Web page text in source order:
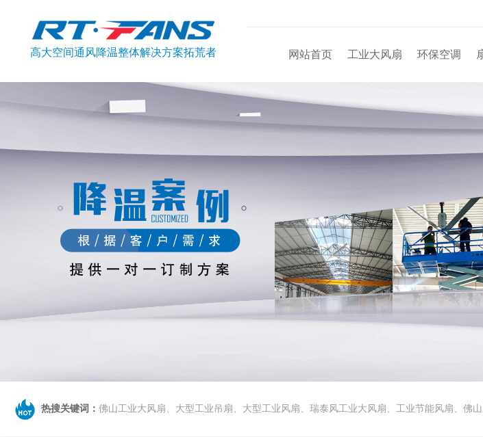
高大空间通风降温整体解决方案拓荒者 网站首页 工业大风扇 环保空调
热搜关键词： 佛山工业大风扇 、 大型工业吊扇 、 大型工业风扇 、 瑞泰风工业大风扇 、 工业节能风扇 、 佛